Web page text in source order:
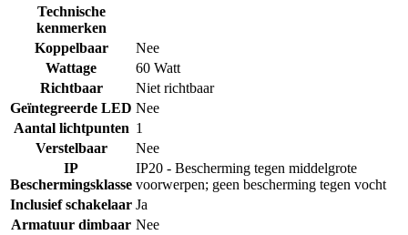
Technische
kenmerken
Koppelbaar
Nee
Wattage
60 Watt
Richtbaar
Niet richtbaar
Geïntegreerde LED Nee
Aantal lichtpunten 1
Verstelbaar
Nee
IP
Beschermingsklasse
IP20 - Bescherming tegen middelgrote
voorwerpen; geen bescherming tegen vocht
Inclusief schakelaar Ja
Armatuur dimbaar Nee